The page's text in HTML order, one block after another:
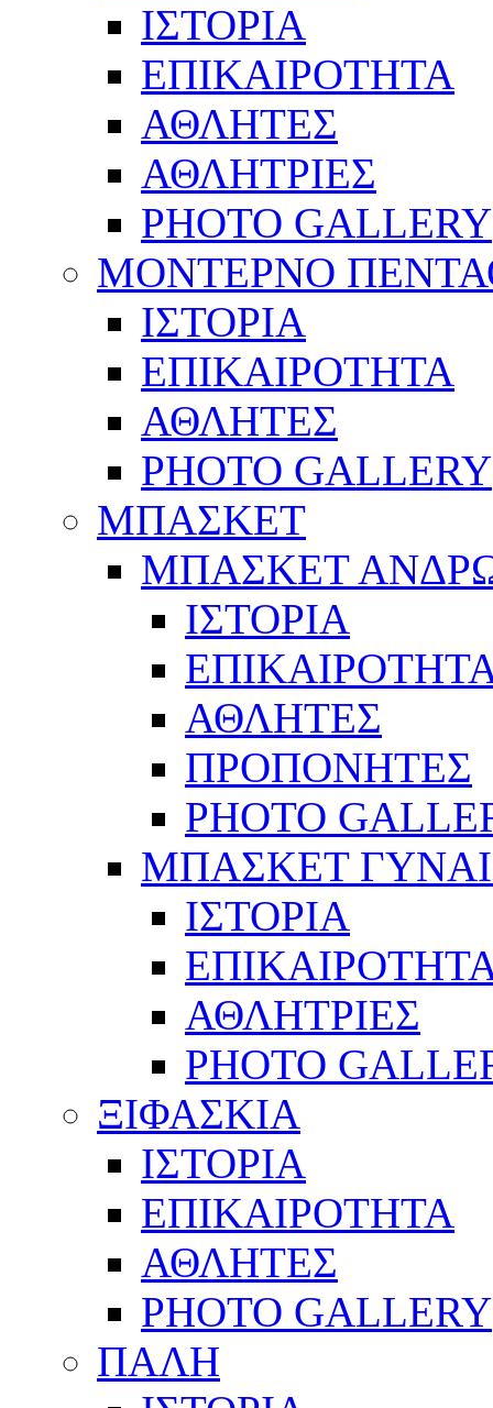
ΙΣΤΟΡΙΑ
ΕΠΙΚΑΙΡΟΤΗΤΑ
ΑΘΛΗΤΕΣ
ΑΘΛΗΤΡΙΕΣ
PHOTO GALLERY
ΜΟΝΤΕΡΝΟ
ΙΣΤΟΡΙΑ
ΕΠΙΚΑΙΡΟΤΗΤΑ
ΑΘΛΗΤΕΣ
PHOTO GALLERY
ΜΠΑΣΚΕΤ
ΜΠΑΣΚΕΤ
ΙΣΤΟΡΙΑ
ΑΘΛΗΤΕΣ
ΠΡΟΠΟΝΗΤΕΣ
PHOTO
ΜΠΑΣΚΕΤ
ΙΣΤΟΡΙΑ
ΑΘΛΗΤΡΙΕΣ
PHOTO
ΞΙΦΑΣΚΙΑ
ΙΣΤΟΡΙΑ
ΕΠΙΚΑΙΡΟΤΗΤΑ
ΑΘΛΗΤΕΣ
PHOTO GALLERY
ΠΑΛΗ